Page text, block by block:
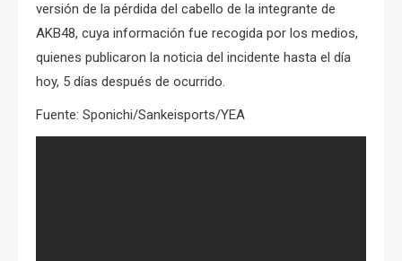
versión de la pérdida del cabello de la integrante de
AKB48, cuya información fue recogida por los medios,
quienes publicaron la noticia del incidente hasta el día
hoy, 5 días después de ocurrido.
Fuente: Sponichi/Sankeisports/YEA